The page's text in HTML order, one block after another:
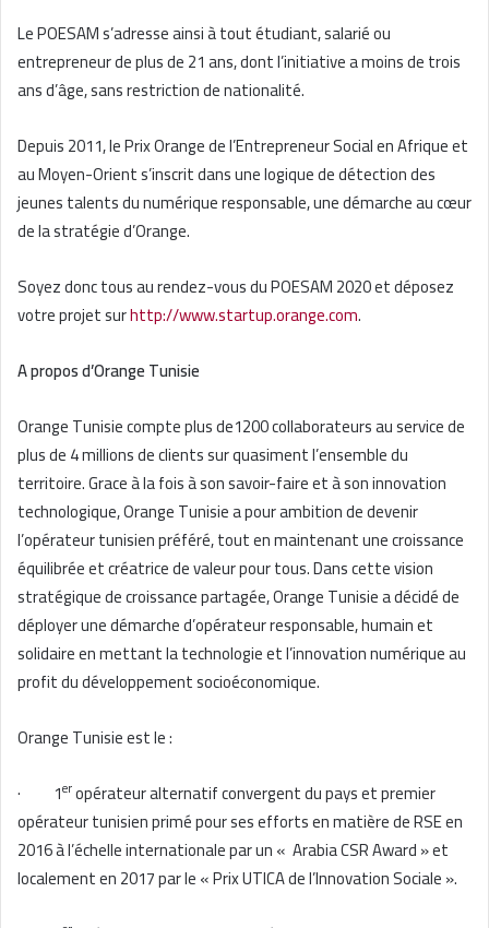
Le POESAM s’adresse ainsi à tout étudiant, salarié ou
entrepreneur de plus de 21 ans, dont l’initiative a moins de trois
ans d’âge, sans restriction de nationalité.
Depuis 2011, le Prix Orange de l’Entrepreneur Social en Afrique et
au Moyen-Orient s’inscrit dans une logique de détection des
jeunes talents du numérique responsable, une démarche au cœur
de la stratégie d’Orange.
Soyez donc tous au rendez-vous du POESAM 2020 et déposez
votre projet surhttp://www.startup.orange.com.
A propos d’Orange Tunisie
Orange Tunisie compte plus de1200 collaborateurs au service de
plus de 4 millions de clients sur quasiment l’ensemble du
territoire. Grace à la fois à son savoir-faire et à son innovation
technologique, Orange Tunisie a pour ambition de devenir
l’opérateur tunisien préféré, tout en maintenant une croissance
équilibrée et créatrice de valeur pour tous. Dans cette vision
stratégique de croissance partagée, Orange Tunisie a décidé de
déployer une démarche d’opérateur responsable, humain et
solidaire en mettant la technologie et l’innovation numérique au
profit du développement socioéconomique.
Orange Tunisie est le :
· 1eropérateur alternatif convergent du pays et premier
opérateur tunisien primé pour ses efforts en matière de RSE en
2016 à l’échelle internationale par un « Arabia CSR Award » et
localement en 2017 par le « Prix UTICA de l’Innovation Sociale ».